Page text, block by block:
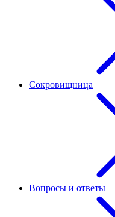
Сокровищница
Вопросы и ответы